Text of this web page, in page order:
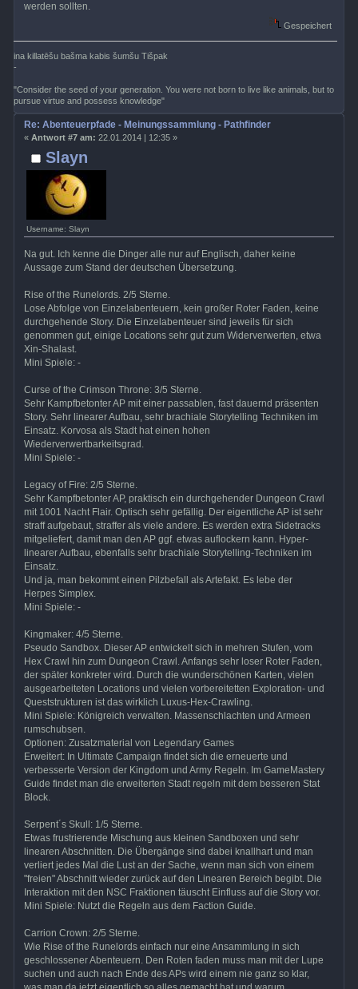
werden sollten.
Gespeichert
ina killatēšu bašma kabis šumšu Tišpak
-
"Consider the seed of your generation. You were not born to live like animals, but to
pursue virtue and possess knowledge"
Slayn
Username: Slayn
Re: Abenteuerpfade - Meinungssammlung - Pathfinder
« Antwort #7 am: 22.01.2014 | 12:35 »
Na gut. Ich kenne die Dinger alle nur auf Englisch, daher keine
Aussage zum Stand der deutschen Übersetzung.
Rise of the Runelords. 2/5 Sterne.
Lose Abfolge von Einzelabenteuern, kein großer Roter Faden, keine
durchgehende Story. Die Einzelabenteuer sind jeweils für sich
genommen gut, einige Locations sehr gut zum Widerverwerten, etwa
Xin-Shalast.
Mini Spiele: -
Curse of the Crimson Throne: 3/5 Sterne.
Sehr Kampfbetonter AP mit einer passablen, fast dauernd präsenten
Story. Sehr linearer Aufbau, sehr brachiale Storytelling Techniken im
Einsatz. Korvosa als Stadt hat einen hohen
Wiederverwertbarkeitsgrad.
Mini Spiele: -
Legacy of Fire: 2/5 Sterne.
Sehr Kampfbetonter AP, praktisch ein durchgehender Dungeon Crawl
mit 1001 Nacht Flair. Optisch sehr gefällig. Der eigentliche AP ist sehr
straff aufgebaut, straffer als viele andere. Es werden extra Sidetracks
mitgeliefert, damit man den AP ggf. etwas auflockern kann. Hyper-
linearer Aufbau, ebenfalls sehr brachiale Storytelling-Techniken im
Einsatz.
Und ja, man bekommt einen Pilzbefall als Artefakt. Es lebe der
Herpes Simplex.
Mini Spiele: -
Kingmaker: 4/5 Sterne.
Pseudo Sandbox. Dieser AP entwickelt sich in mehren Stufen, vom
Hex Crawl hin zum Dungeon Crawl. Anfangs sehr loser Roter Faden,
der später konkreter wird. Durch die wunderschönen Karten, vielen
ausgearbeiteten Locations und vielen vorbereitetten Exploration- und
Queststrukturen ist das wirklich Luxus-Hex-Crawling.
Mini Spiele: Königreich verwalten. Massenschlachten und Armeen
rumschubsen.
Optionen: Zusatzmaterial von Legendary Games
Erweitert: In Ultimate Campaign findet sich die erneuerte und
verbesserte Version der Kingdom und Army Regeln. Im GameMastery
Guide findet man die erweiterten Stadt regeln mit dem besseren Stat
Block.
Serpent´s Skull: 1/5 Sterne.
Etwas frustrierende Mischung aus kleinen Sandboxen und sehr
linearen Abschnitten. Die Übergänge sind dabei knallhart und man
verliert jedes Mal die Lust an der Sache, wenn man sich von einem
"freien" Abschnitt wieder zurück auf den Linearen Bereich begibt. Die
Interaktion mit den NSC Fraktionen täuscht Einfluss auf die Story vor.
Mini Spiele: Nutzt die Regeln aus dem Faction Guide.
Carrion Crown: 2/5 Sterne.
Wie Rise of the Runelords einfach nur eine Ansammlung in sich
geschlossener Abenteuern. Den Roten faden muss man mit der Lupe
suchen und auch nach Ende des APs wird einem nie ganz so klar,